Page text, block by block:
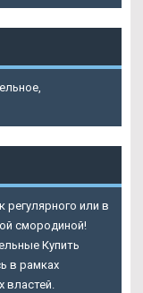
или в
смородиной!
Купить
в рамках
властей.